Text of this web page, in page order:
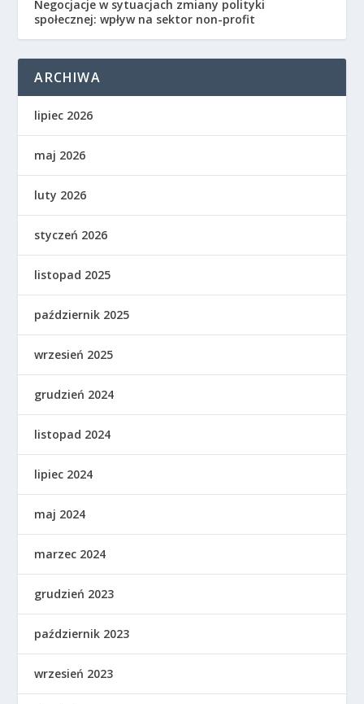
Negocjacje w sytuacjach zmiany polityki
społecznej: wpływ na sektor non-profit
ARCHIWA
lipiec 2026
maj 2026
luty 2026
styczeń 2026
listopad 2025
październik 2025
wrzesień 2025
grudzień 2024
listopad 2024
lipiec 2024
maj 2024
marzec 2024
grudzień 2023
październik 2023
wrzesień 2023